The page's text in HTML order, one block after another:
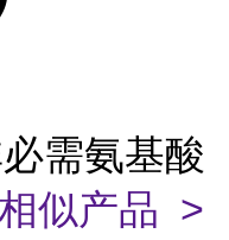
需氨基酸
似产品 >